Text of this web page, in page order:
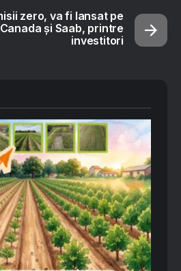
zero, va fi lansat pe
și Saab, printre
investitori